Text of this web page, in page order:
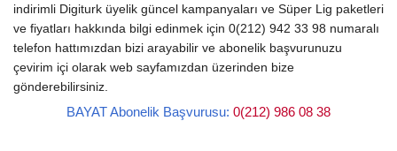
indirimli Digiturk üyelik güncel kampanyaları ve Süper Lig paketleri
ve fiyatları hakkında bilgi edinmek için 0(212) 942 33 98 numaralı
telefon hattımızdan bizi arayabilir ve abonelik başvurunuzu
çevirim içi olarak web sayfamızdan üzerinden bize
gönderebilirsiniz.
BAYAT Abonelik Başvurusu: 0(212) 986 08 38